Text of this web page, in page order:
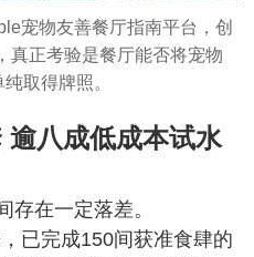
宠物友善餐厅指南平台，创
真正考验是餐厅能否将宠物
取得牌照。
八成低成本试水
存在一定落差。
已完成150间获准食肆的